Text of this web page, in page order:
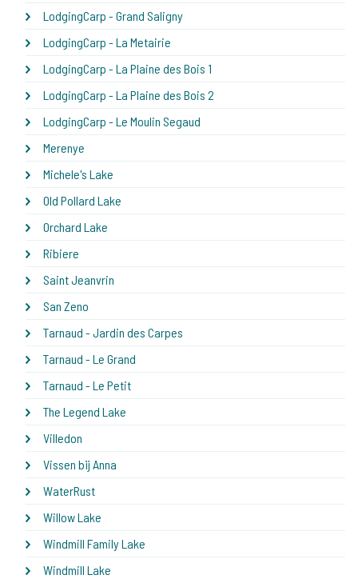
LodgingCarp - Grand Saligny
LodgingCarp - La Metairie
LodgingCarp - La Plaine des Bois 1
LodgingCarp - La Plaine des Bois 2
LodgingCarp - Le Moulin Segaud
Merenye
Michele's Lake
Old Pollard Lake
Orchard Lake
Ribiere
Saint Jeanvrin
San Zeno
Tarnaud - Jardin des Carpes
Tarnaud - Le Grand
Tarnaud - Le Petit
The Legend Lake
Villedon
Vissen bij Anna
WaterRust
Willow Lake
Windmill Family Lake
Windmill Lake